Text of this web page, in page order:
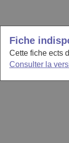
Fiche
Cette fiche ects
Consulter la